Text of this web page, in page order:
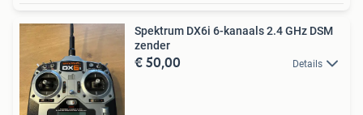
Spektrum DX6i 6-kanaals 2.4 GHz DSM
zender
€ 50,00 Details